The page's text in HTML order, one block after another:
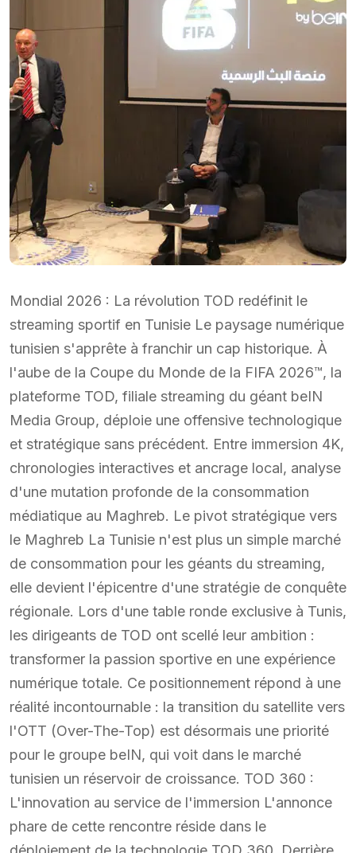
Mondial 2026 : La révolution TOD redéfinit le
streaming sportif en Tunisie Le paysage numérique
tunisien s'apprête à franchir un cap historique. À
l'aube de la Coupe du Monde de la FIFA 2026™, la
plateforme TOD, filiale streaming du géant beIN
Media Group, déploie une offensive technologique
et stratégique sans précédent. Entre immersion 4K,
chronologies interactives et ancrage local, analyse
d'une mutation profonde de la consommation
médiatique au Maghreb. Le pivot stratégique vers
le Maghreb La Tunisie n'est plus un simple marché
de consommation pour les géants du streaming,
elle devient l'épicentre d'une stratégie de conquête
régionale. Lors d'une table ronde exclusive à Tunis,
les dirigeants de TOD ont scellé leur ambition :
transformer la passion sportive en une expérience
numérique totale. Ce positionnement répond à une
réalité incontournable : la transition du satellite vers
l'OTT (Over-The-Top) est désormais une priorité
pour le groupe beIN, qui voit dans le marché
tunisien un réservoir de croissance. TOD 360 :
L'innovation au service de l'immersion L'annonce
phare de cette rencontre réside dans le